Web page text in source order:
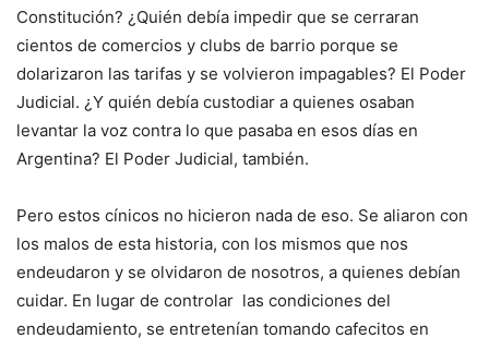
Constitución? ¿Quién debía impedir que se cerraran
cientos de comercios y clubs de barrio porque se
dolarizaron las tarifas y se volvieron impagables? El Poder
Judicial. ¿Y quién debía custodiar a quienes osaban
levantar la voz contra lo que pasaba en esos días en
Argentina? El Poder Judicial, también.
Pero estos cínicos no hicieron nada de eso. Se aliaron con
los malos de esta historia, con los mismos que nos
endeudaron y se olvidaron de nosotros, a quienes debían
cuidar. En lugar de controlar las condiciones del
endeudamiento, se entretenían tomando cafecitos en